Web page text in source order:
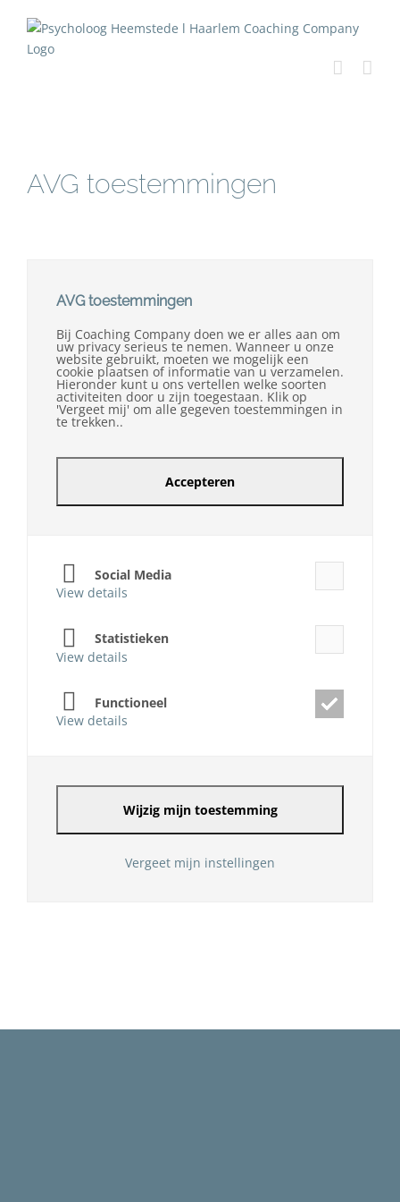
inhoud
AVG toestemmingen
AVG toestemmingen
Bij Coaching Company doen we er alles aan om
uw privacy serieus te nemen. Wanneer u onze
website gebruikt, moeten we mogelijk een
cookie plaatsen of informatie van u verzamelen.
Hieronder kunt u ons vertellen welke soorten
activiteiten door u zijn toegestaan. Klik op
'Vergeet mij' om alle gegeven toestemmingen in
te trekken..
Accepteren
Social Media
View details
Statistieken
View details
Functioneel
View details
Wijzig mijn toestemming
Vergeet mijn instellingen